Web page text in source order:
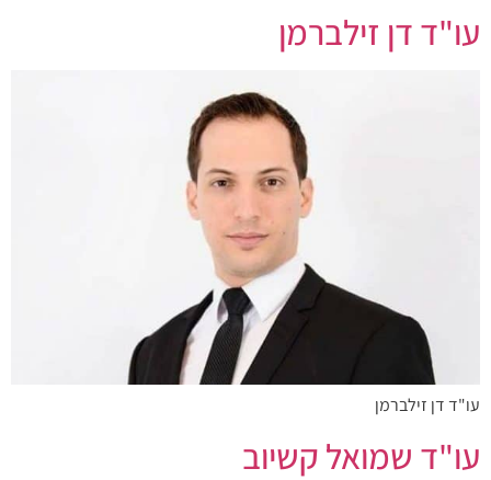
עו"ד דן זילברמן
עו"ד דן זילברמן
עו"ד שמואל קשיוב